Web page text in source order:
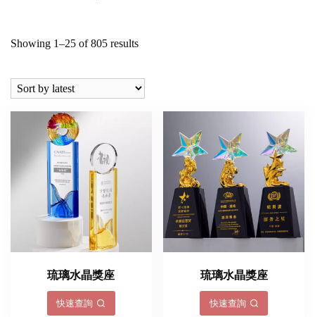
Showing 1–25 of 805 resultsSorted
latest
琉璃水晶獎座
快速查詢
琉璃水晶獎座
快速查詢